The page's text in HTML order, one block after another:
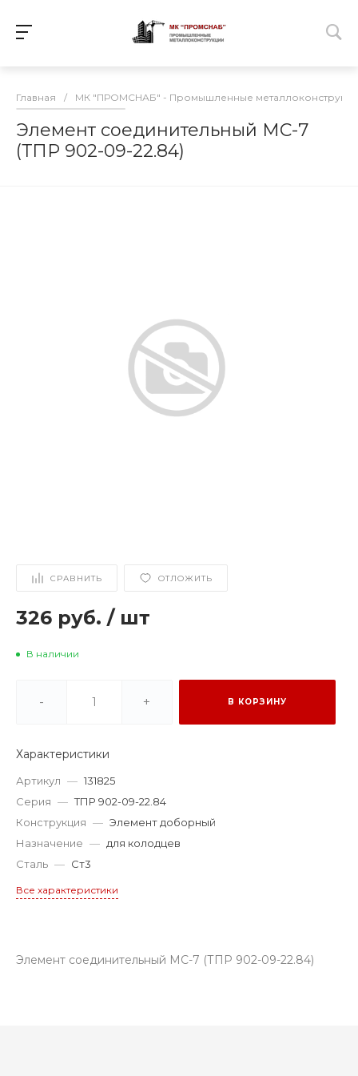
Главная / МК "ПРОМСНАБ" - Промышленные
Элемент соединительный МС-7
(ТПР 902-09-22.84)
СРАВНИТЬ ОТЛОЖИТЬ
326 руб. / шт
В наличии
- + В КОРЗИНУ
Характеристики
Артикул — 131825
Серия — ТПР 902-09-22.84
Конструкция — Элемент доборный
Назначение — для колодцев
Сталь — Ст3
Все характеристики
Элемент соединительный МС-7 (ТПР 902-09-22.84)